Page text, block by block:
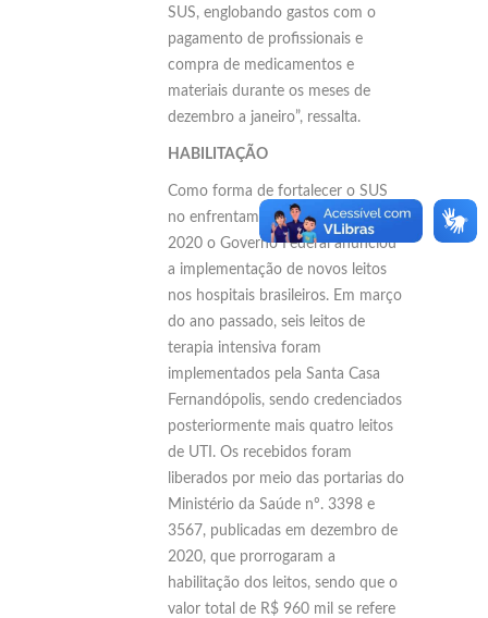
SUS, englobando gastos com o
pagamento de profissionais e
compra de medicamentos e
materiais durante os meses de
dezembro a janeiro”, ressalta.
HABILITAÇÃO
Como forma de fortalecer o SUS
no enfrentamento à Covid-19, em
2020 o Governo Federal anunciou
a implementação de novos leitos
nos hospitais brasileiros. Em março
do ano passado, seis leitos de
terapia intensiva foram
implementados pela Santa Casa
Fernandópolis, sendo credenciados
posteriormente mais quatro leitos
de UTI. Os recebidos foram
liberados por meio das portarias do
Ministério da Saúde nº. 3398 e
3567, publicadas em dezembro de
2020, que prorrogaram a
habilitação dos leitos, sendo que o
valor total de R$ 960 mil se refere